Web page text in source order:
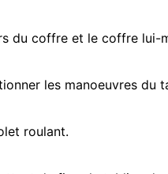
du coffre et le coffre lui-
les manoeuvres du
roulant.